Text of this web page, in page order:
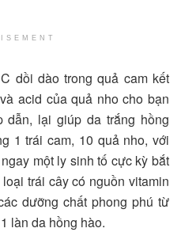
dồi dào trong quả cam kết
acid của quả nho cho bạn
dẫn, lại giúp da trắng hồng
1 trái cam, 10 quả nho, với
một ly sinh tố cực kỳ bắt
trái cây có nguồn vitamin
dưỡng chất phong phú từ
làn da hồng hào.